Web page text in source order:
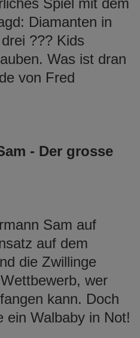
Spiel mit dem
Diamanten in
??? Kids
Was ist dran
von Fred
- Der grosse
Sam auf
auf dem
die Zwillinge
wer
kann. Doch
ein Walbaby in Not!